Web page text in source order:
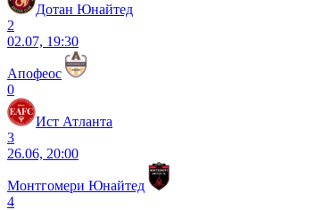
Дотан Юнайтед
2
02.07, 19:30
Апофеос
0
Ист Атланта
3
26.06, 20:00
Монтгомери Юнайтед
4